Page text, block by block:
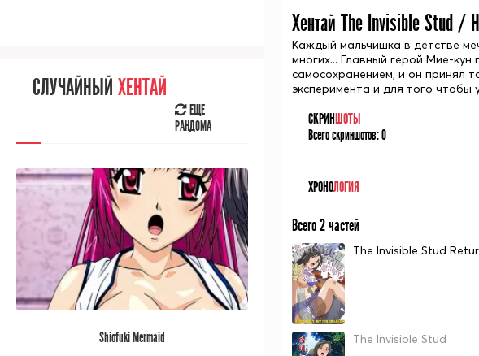
Хентай The Invisible Stud /
Каждый мальчишка в детстве
многих... Главный герой Мие-
самосохранением, и он принял
эксперимента и для того чтобы
СКРИНШОТЫ
Всего скриншотов:0
ХРОНОЛОГИЯ
Всего 2 частей
The Invisible Stud
The Invisible Stud
СЛУЧАЙНОЕ АНИМЕ
РАНДОМА
ВЫ НЕДАВНОСМОТРЕЛИ
[/senpainoticeme]
САМЫЙ ПОПУЛЯРНЫЙ АНИМЕ
СЛУЧАЙНЫЙ ХЕНТАЙ
ЕЩЕ
РАНДОМА
Shiofuki Mermaid